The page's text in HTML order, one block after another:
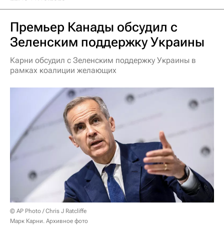
Премьер Канады обсудил с
Зеленским поддержку Украины
Карни обсудил с Зеленским поддержку Украины в
рамках коалиции желающих
© AP Photo / Chris J Ratcliffe
Марк Карни. Архивное фото